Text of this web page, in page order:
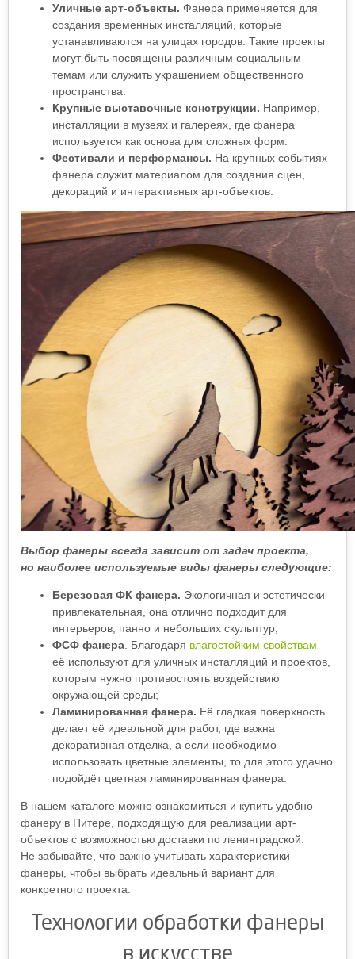
Уличные арт-объекты. Фанера применяется для
создания временных инсталляций, которые
устанавливаются на улицах городов. Такие проекты
могут быть посвящены различным социальным
темам или служить украшением общественного
пространства.
Крупные выставочные конструкции. Например,
инсталляции в музеях и галереях, где фанера
используется как основа для сложных форм.
Фестивали и перформансы. На крупных событиях
фанера служит материалом для создания сцен,
декораций и интерактивных арт-объектов.
Выбор фанеры всегда зависит от задач проекта,
но наиболее используемые виды фанеры следующие:
Березовая ФК фанера. Экологичная и эстетически
привлекательная, она отлично подходит для
интерьеров, панно и небольших скульптур;
ФСФ фанера. Благодаря влагостойким свойствам
её используют для уличных инсталляций и проектов,
которым нужно противостоять воздействию
окружающей среды;
Ламинированная фанера. Её гладкая поверхность
делает её идеальной для работ, где важна
декоративная отделка, а если необходимо
использовать цветные элементы, то для этого удачно
подойдёт цветная ламинированная фанера.
В нашем каталоге можно ознакомиться и купить удобно
фанеру в Питере, подходящую для реализации арт-
объектов с возможностью доставки по ленинградской.
Не забывайте, что важно учитывать характеристики
фанеры, чтобы выбрать идеальный вариант для
конкретного проекта.
Технологии обработки фанеры